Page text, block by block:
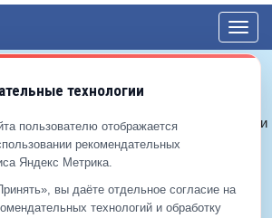
© 2012—2026 ЕДС-Королёв
Политика конфиденциальности
Политика cookie
Согласие на обработку ПДн
+7 (499) 929-99-99
технологии
пользователю отображается
рекомендательных
Яндекс Метрика.
вы даёте отдельное согласие на
технологий и обработку